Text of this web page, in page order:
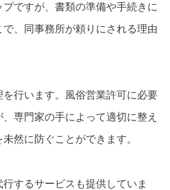
ですが、書類の準備や手続きに
、同事務所が頼りにされる理由
行います。風俗営業許可に必要
専門家の手によって適切に整え
然に防ぐことができます。
するサービスも提供していま